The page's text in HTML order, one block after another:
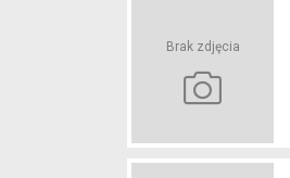
Brak zdjęcia